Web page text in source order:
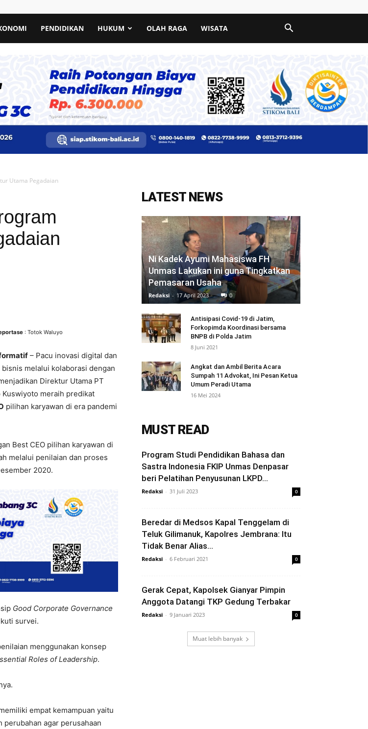
PENDIDIKAN HUKUM OLAH RAGA WISATA
Utama Pegadaian
: Totok Waluyo
– Pacu inovasi digital dan
melalui kolaborasi dengan
Direktur Utama PT
Kuswiyoto meraih predikat
pilihan karyawan di era pandemi
Best CEO pilihan karyawan di
melalui penilaian dan proses
2020.
Good Corporate Governance
survei.
menggunakan konsep
Roles of Leadership.
empat kemampuan yaitu
agar perusahaan
LATEST NEWS
Ni Kadek Ayumi Mahasiswa FH
Unmas Lakukan ini guna Tingkatkan
Pemasaran Usaha
Redaksi - 17 April 2023 0
Antisipasi Covid-19 di Jatim,
Forkopimda Koordinasi bersama
BNPB di Polda Jatim
8 Juni 2021
Angkat dan Ambil Berita Acara
Sumpah 11 Advokat, Ini Pesan Ketua
Umum Peradi Utama
16 Mei 2024
MUST READ
Program Studi Pendidikan Bahasa dan
Sastra Indonesia FKIP Unmas Denpasar
beri Pelatihan Penyusunan LKPD...
Redaksi - 31 Juli 2023 0
Beredar di Medsos Kapal Tenggelam di
Teluk Gilimanuk, Kapolres Jembrana: Itu
Tidak Benar Alias...
Redaksi - 6 Februari 2021 0
Gerak Cepat, Kapolsek Gianyar Pimpin
Anggota Datangi TKP Gedung Terbakar
Redaksi - 9 Januari 2023 0
Muat lebih banyak